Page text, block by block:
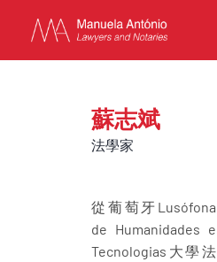
主頁
業務
團隊
EN
蘇志斌
法學家
從葡萄牙Lusófona
de Humanidades e
Tecnologias大學法